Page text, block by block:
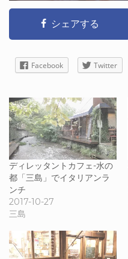
シェアする
Facebook Twitter
ディレッタントカフェ-水の
都「三島」でイタリアンラ
ンチ
2017-10-27
三島